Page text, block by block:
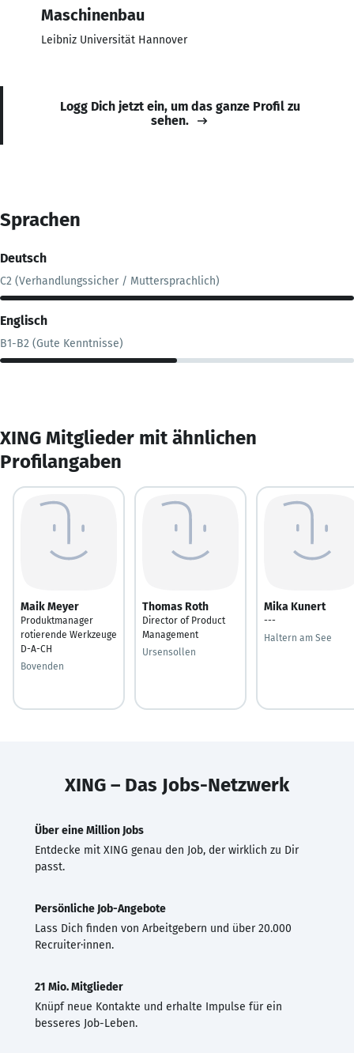
Maschinenbau
Leibniz Universität Hannover
Logg Dich jetzt ein, um das ganze Profil zu
sehen.
Sprachen
Deutsch
C2 (Verhandlungssicher / Muttersprachlich)
Englisch
B1-B2 (Gute Kenntnisse)
XING Mitglieder mit ähnlichen
Profilangaben
Maik Meyer
Produktmanager
rotierende Werkzeuge
D-A-CH
Bovenden
Thomas Roth
Director of Product
Management
Ursensollen
Mika Kunert
---
Haltern am See
XING – Das Jobs-Netzwerk
Über eine Million Jobs
Entdecke mit XING genau den Job, der wirklich zu Dir
passt.
Persönliche Job-Angebote
Lass Dich finden von Arbeitgebern und über 20.000
Recruiter·innen.
21 Mio. Mitglieder
Knüpf neue Kontakte und erhalte Impulse für ein
besseres Job-Leben.